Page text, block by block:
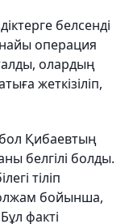
белсенді
операция
олардың
жеткізіліп,
Қибаевтың
белгілі болды.
тіліп
бойынша,
факті